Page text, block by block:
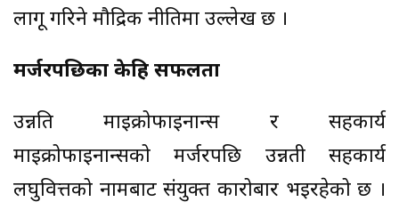
लागू गरिने मौद्रिक नीतिमा उल्लेख छ ।
मर्जरपछिका केहि सफलता
उन्नति माइक्रोफाइनान्स र सहकार्य
माइक्रोफाइनान्सको मर्जरपछि उन्नती सहकार्य
लघुवित्तको नामबाट संयुक्त कारोबार भइरहेको छ ।